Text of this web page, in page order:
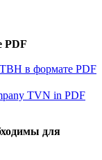
PDF
в формате PDF
TVN in PDF
для